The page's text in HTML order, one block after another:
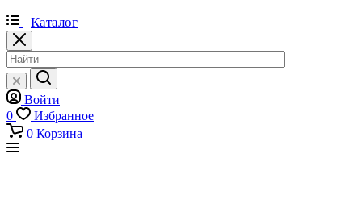
Каталог
Войти
0
Избранное
0 Корзина